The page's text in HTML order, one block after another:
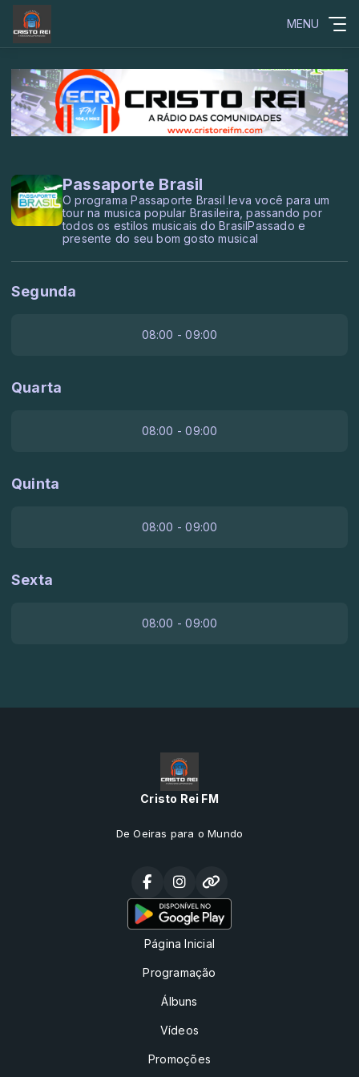
MENU
Passaporte Brasil
O programa Passaporte Brasil leva você para um
tour na musica popular Brasileira, passando por
todos os estilos musicais do BrasilPassado e
presente do seu bom gosto musical
Segunda
08:00 - 09:00
Quarta
08:00 - 09:00
Quinta
08:00 - 09:00
Sexta
08:00 - 09:00
Cristo Rei FM
De Oeiras para o Mundo
Página Inicial
Programação
Álbuns
Vídeos
Promoções